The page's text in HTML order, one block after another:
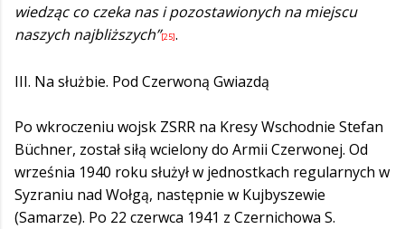
wiedząc co czeka nas i pozostawionych na miejscu
naszych najbliższych”[25].
III. Na służbie. Pod Czerwoną Gwiazdą
Po wkroczeniu wojsk ZSRR na Kresy Wschodnie Stefan
Büchner, został siłą wcielony do Armii Czerwonej. Od
września 1940 roku służył w jednostkach regularnych w
Syzraniu nad Wołgą, następnie w Kujbyszewie
(Samarze). Po 22 czerwca 1941 z Czernichowa S.